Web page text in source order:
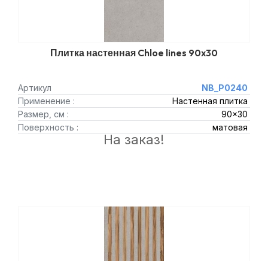
Плитка настенная Chloe lines 90x30
Артикул
NB_P0240
Применение :
Настенная плитка
Размер, см :
90x30
Поверхность :
матовая
На заказ!